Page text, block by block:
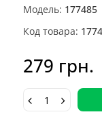
Модель: 177485
Код товара:
279 грн.